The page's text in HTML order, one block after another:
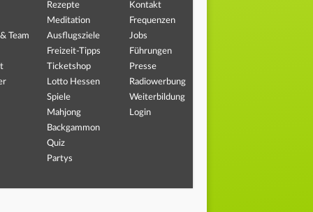
Team
Rezepte
Meditation
Ausflugsziele
Freizeit-Tipps
Ticketshop
Lotto Hessen
Spiele
Mahjong
Backgammon
Quiz
Partys
Kontakt
Frequenzen
Jobs
Führungen
Presse
Radiowerbung
Weiterbildung
Login